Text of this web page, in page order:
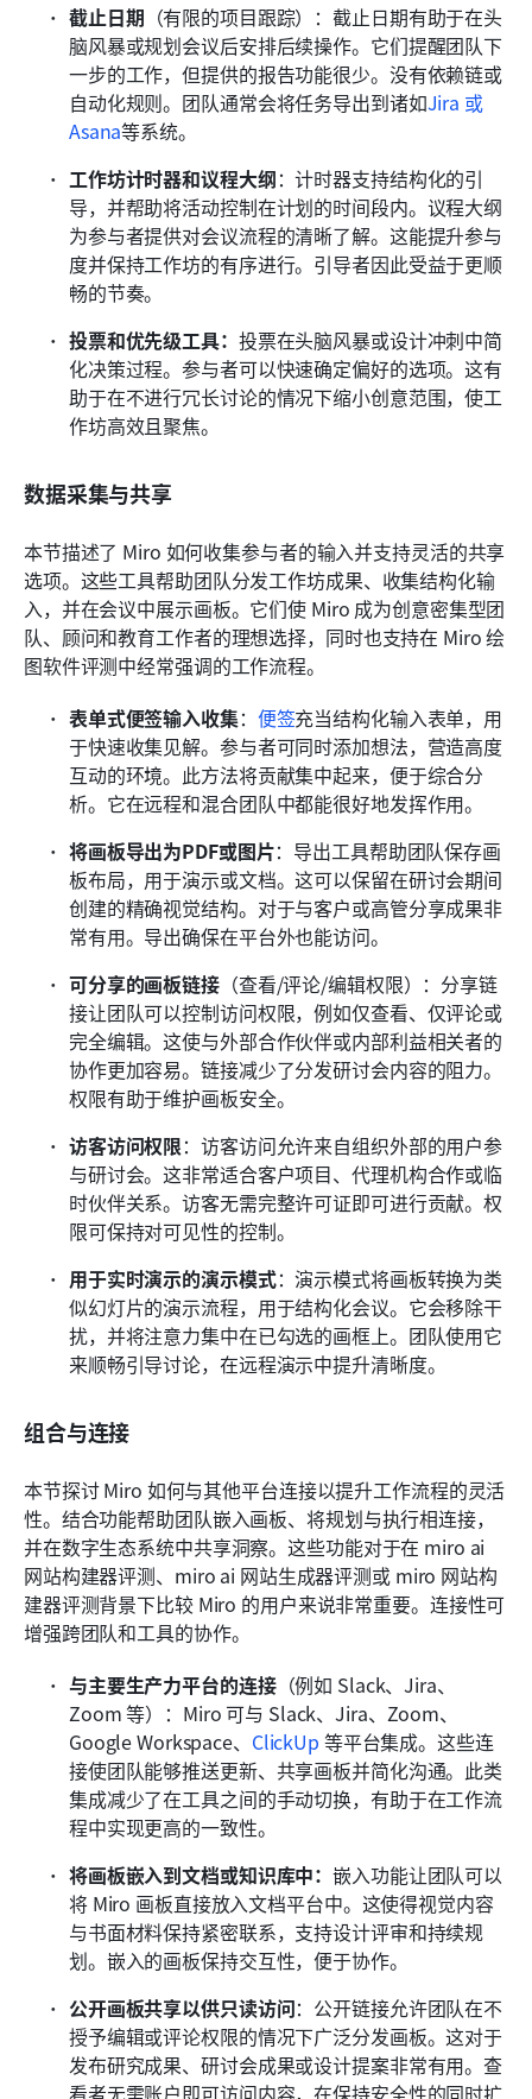
截止日期 （有限的项目跟踪）：截止日期有助于在头
脑风暴或规划会议后安排后续操作。它们提醒团队下
一步的工作，但提供的报告功能很少。没有依赖链或
自动化规则。团队通常会将任务导出到诸如Jira 或
Asana等系统。
工作坊计时器和议程大纲：计时器支持结构化的引
导，并帮助将活动控制在计划的时间段内。议程大纲
为参与者提供对会议流程的清晰了解。这能提升参与
度并保持工作坊的有序进行。引导者因此受益于更顺
畅的节奏。
投票和优先级工具： 投票在头脑风暴或设计冲刺中简
化决策过程。参与者可以快速确定偏好的选项。这有
助于在不进行冗长讨论的情况下缩小创意范围，使工
作坊高效且聚焦。
数据采集与共享
本节描述了 Miro 如何收集参与者的输入并支持灵活的共享
选项。这些工具帮助团队分发工作坊成果、收集结构化输
入，并在会议中展示画板。它们使 Miro 成为创意密集型团
队、顾问和教育工作者的理想选择，同时也支持在 Miro 绘
图软件评测中经常强调的工作流程。
表单式便签输入收集： 便签充当结构化输入表单，用
于快速收集见解。参与者可同时添加想法，营造高度
互动的环境。此方法将贡献集中起来，便于综合分
析。它在远程和混合团队中都能很好地发挥作用。
将画板导出为PDF或图片：导出工具帮助团队保存画
板布局，用于演示或文档。这可以保留在研讨会期间
创建的精确视觉结构。对于与客户或高管分享成果非
常有用。导出确保在平台外也能访问。
可分享的画板链接（查看/评论/编辑权限）：分享链
接让团队可以控制访问权限，例如仅查看、仅评论或
完全编辑。这使与外部合作伙伴或内部利益相关者的
协作更加容易。链接减少了分发研讨会内容的阻力。
权限有助于维护画板安全。
访客访问权限：访客访问允许来自组织外部的用户参
与研讨会。这非常适合客户项目、代理机构合作或临
时伙伴关系。访客无需完整许可证即可进行贡献。权
限可保持对可见性的控制。
用于实时演示的演示模式：演示模式将画板转换为类
似幻灯片的演示流程，用于结构化会议。它会移除干
扰，并将注意力集中在已勾选的画框上。团队使用它
来顺畅引导讨论，在远程演示中提升清晰度。
组合与连接
本节探讨 Miro 如何与其他平台连接以提升工作流程的灵活
性。结合功能帮助团队嵌入画板、将规划与执行相连接，
并在数字生态系统中共享洞察。这些功能对于在 miro ai
网站构建器评测、miro ai 网站生成器评测或 miro 网站构
建器评测背景下比较 Miro 的用户来说非常重要。连接性可
增强跨团队和工具的协作。
与主要生产力平台的连接（例如 Slack、Jira、
Zoom 等）：Miro 可与 Slack、Jira、Zoom、
Google Workspace、 ClickUp 等平台集成。这些连
接使团队能够推送更新、共享画板并简化沟通。此类
集成减少了在工具之间的手动切换，有助于在工作流
程中实现更高的一致性。
将画板嵌入到文档或知识库中：嵌入功能让团队可以
将 Miro 画板直接放入文档平台中。这使得视觉内容
与书面材料保持紧密联系，支持设计评审和持续规
划。嵌入的画板保持交互性，便于协作。
公开画板共享以供只读访问：公开链接允许团队在不
授予编辑或评论权限的情况下广泛分发画板。这对于
发布研究成果、研讨会成果或设计提案非常有用。查
看者无需账户即可访问内容，在保持安全性的同时扩